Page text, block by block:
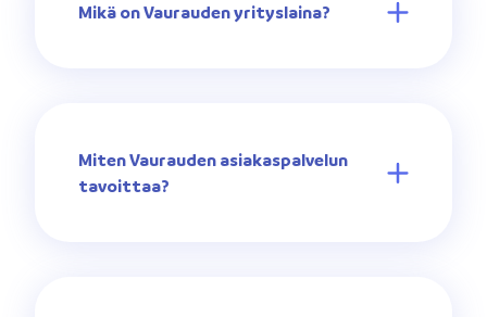
Mikä on Vaurauden yrityslaina?
Miten Vaurauden asiakaspalvelun
tavoittaa?